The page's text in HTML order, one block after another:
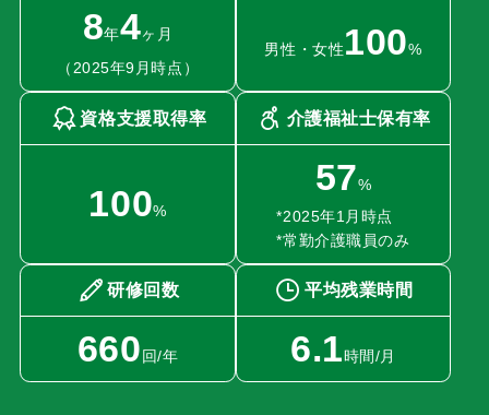
8年4ヶ月
（2025年9月時点）
男性・女性 100%
資格支援取得率
100%
介護福祉士保有率
57%
*2025年1月時点
*常勤介護職員のみ
研修回数
660 回/年
平均残業時間
6.1 時間/月